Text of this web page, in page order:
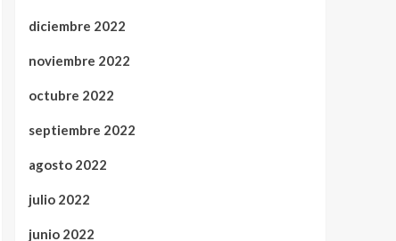
diciembre 2022
noviembre 2022
octubre 2022
septiembre 2022
agosto 2022
julio 2022
junio 2022